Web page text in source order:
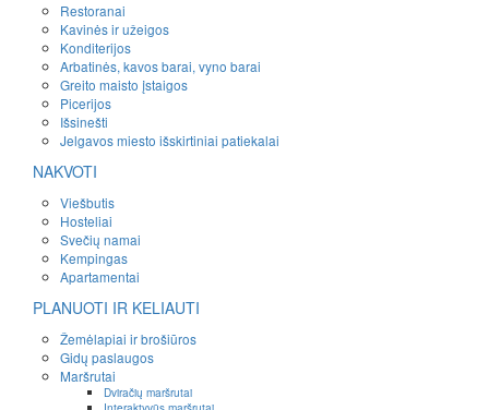
Restoranai
Kavinės ir užeigos
Konditerijos
Arbatinės, kavos barai, vyno barai
Greito maisto įstaigos
Picerijos
Išsinešti
Jelgavos miesto išskirtiniai patiekalai
NAKVOTI
Viešbutis
Hosteliai
Svečių namai
Kempingas
Apartamentai
PLANUOTI IR KELIAUTI
Žemėlapiai ir brošiūros
Gidų paslaugos
Maršrutai
Dviračių maršrutai